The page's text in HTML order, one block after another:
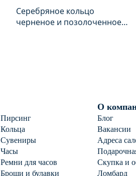
Серебряное кольцо
черненое и позолоченное
Пирсинг
Кольца
Сувениры
Часы
Ремни для часов
Броши и булавки
О
Блог
Вакансии
Адреса
Скупка и
Ломбард